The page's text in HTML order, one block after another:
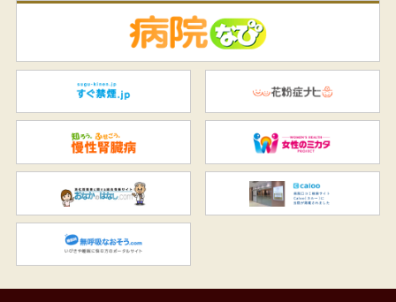
すぐ禁煙.jp
知ろう、ふせごう。慢性腎臓
おなかのはなし.com